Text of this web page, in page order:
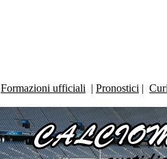
Formazioni ufficiali | Pronostici |